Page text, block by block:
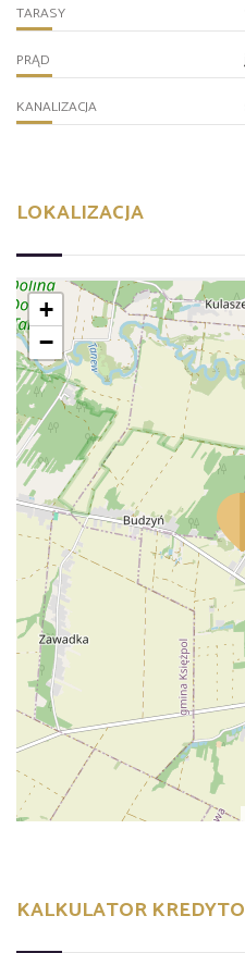
TARASY
PRĄD
KANALIZACJA
LOKALIZACJA
+
−
KALKULATOR